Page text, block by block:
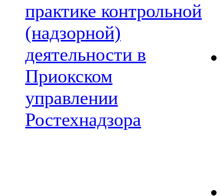
практике контрольной
(надзорной)
деятельности в
Приокском
управлении
Ростехнадзора